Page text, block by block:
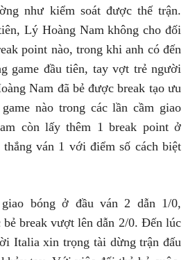
như kiểm soát được thế trận.
Lý Hoàng Nam không cho đối
point nào, trong khi anh có đến
game đầu tiên, tay vợt trẻ người
Nam đã bẻ được break tạo ưu
nào trong các lần cầm giao
còn lấy thêm 1 break point ở
ván 1 với điểm số cách biệt
bóng ở đầu ván 2 dẫn 1/0,
break vượt lên dẫn 2/0. Đến lúc
Italia xin trọng tài dừng trận đấu